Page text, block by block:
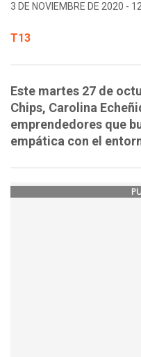
3 DE NOVIEMBRE DE 2020 -
T13
Este martes 27 de
Chips, Carolina
emprendedores que
empática con el